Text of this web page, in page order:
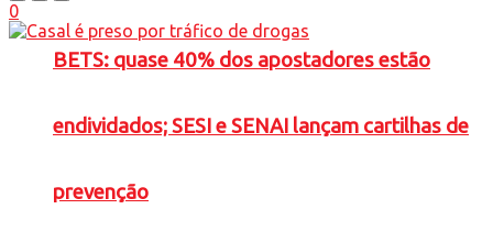
BETS: quase 40% dos apostadores estão
endividados; SESI e SENAI lançam cartilhas de
prevenção
0